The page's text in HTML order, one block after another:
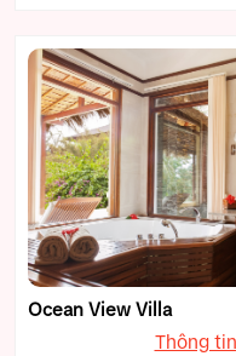
Ocean View Villa
Thông tin